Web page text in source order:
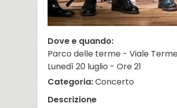
Dove e quando:
Parco delle terme - Viale
Lunedì 20 luglio - Ore 21
Categoria:Concerto
Descrizione